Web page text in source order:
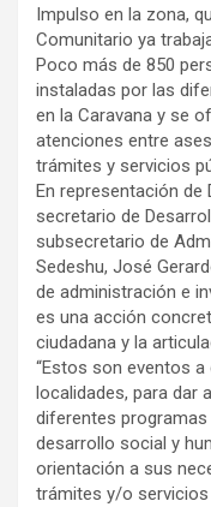
Impulso en la zona,
Comunitario ya
Poco más de 850
instaladas por las
en la Caravana y se
atenciones entre
trámites y servicios
En representación de
secretario de
subsecretario de
Sedeshu, José
de administración e
es una acción
ciudadana y la
“Estos son eventos
localidades, para dar
diferentes
desarrollo social y
orientación a sus
trámites y/o